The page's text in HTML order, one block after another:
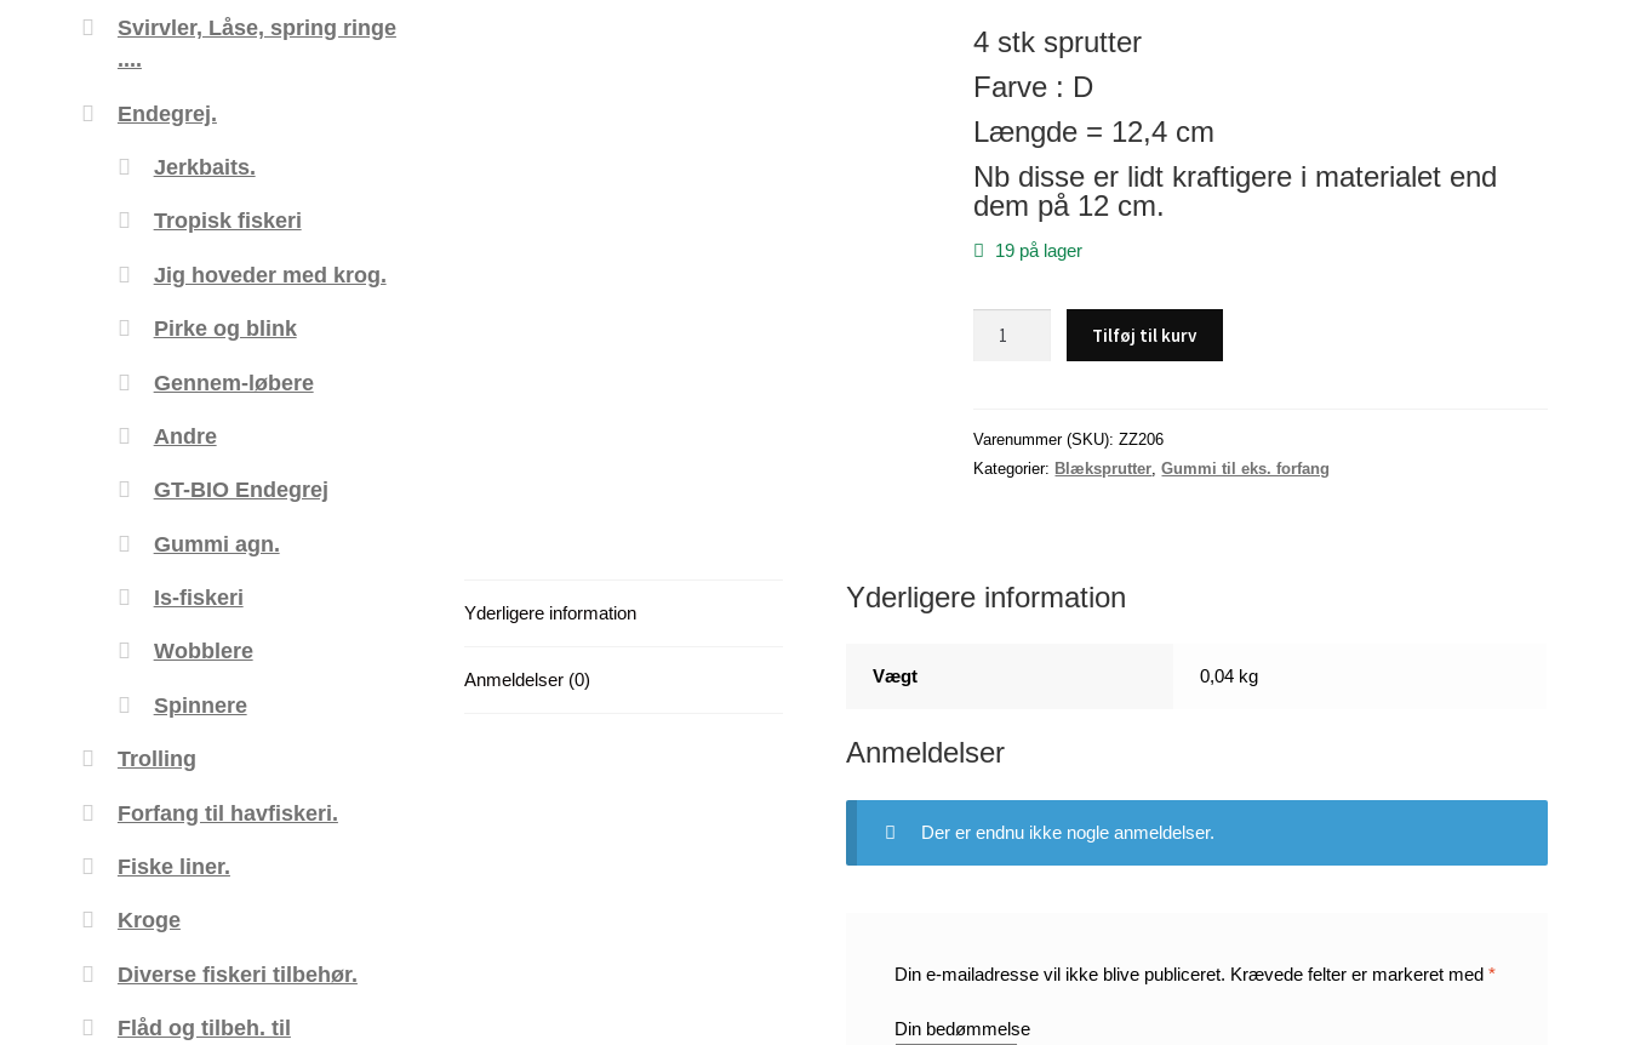
4 stk sprutter
Farve : D
Længde = 12,4 cm
Nb disse er lidt kraftigere i materialet end
dem på 12 cm.
19 på lager
4
stk
Tilføj til kurv
Varenummer (SKU):ZZ206
Kategorier: Blæksprutter,Gummi til eks. forfang
Yderligere information
Anmeldelser (0)
Yderligere information
Vægt 0,04 kg
Anmeldelser
Der er endnu ikke nogle anmeldelser.
Din e-mailadresse vil ikke blive publiceret. Krævede felter er markeret med *
Din bedømmelse
Svirvler, Låse, spring ringe
....
Endegrej.
Jerkbaits.
Tropisk fiskeri
Jig hoveder med krog.
Pirke og blink
Gennem-løbere
Andre
GT-BIO Endegrej
Gummi agn.
Is-fiskeri
Wobblere
Spinnere
Trolling
Forfang til havfiskeri.
Fiske liner.
Kroge
Diverse fiskeri tilbehør.
Flåd og tilbeh. til